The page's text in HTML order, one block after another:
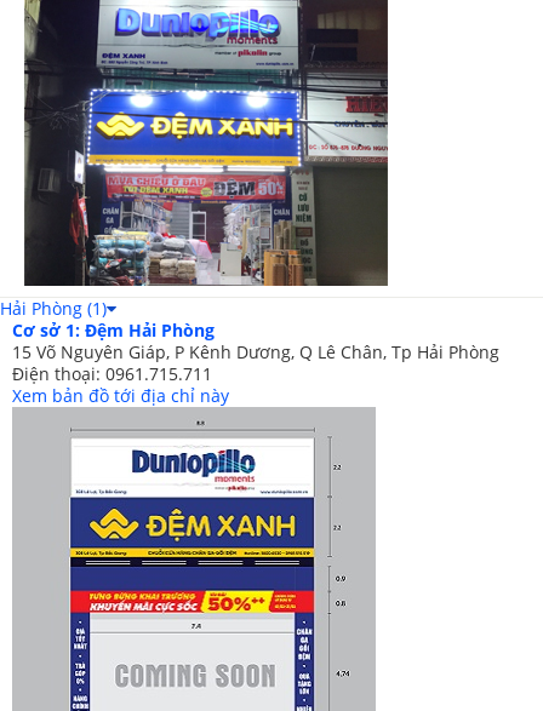
Hải Phòng (1)
Cơ sở 1: Đệm Hải Phòng
15 Võ Nguyên Giáp, P Kênh Dương, Q Lê Chân, Tp Hải Phòng
Điện thoại: 0961.715.711
Xem bản đồ tới địa chỉ này